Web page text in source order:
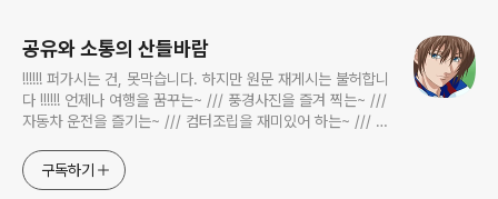
공유와 소통의 산들바람
!!!!!! 퍼가시는 건, 못막습니다. 하지만 원문 재게시는 불허합니
다 !!!!!! 언제나 여행을 꿈꾸는~ /// 풍경사진을 즐겨 찍는~ ///
자동차 운전을 즐기는~ /// 컴터조립을 재미있어 하는~ /// 고
식하는 미드가 있는~ /// 사회적 이슈에 발언하는~ 不老巨
구독하기